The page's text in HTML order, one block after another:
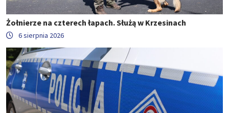
Żołnierze na czterech łapach. Służą w Krzesinach
6 sierpnia 2026